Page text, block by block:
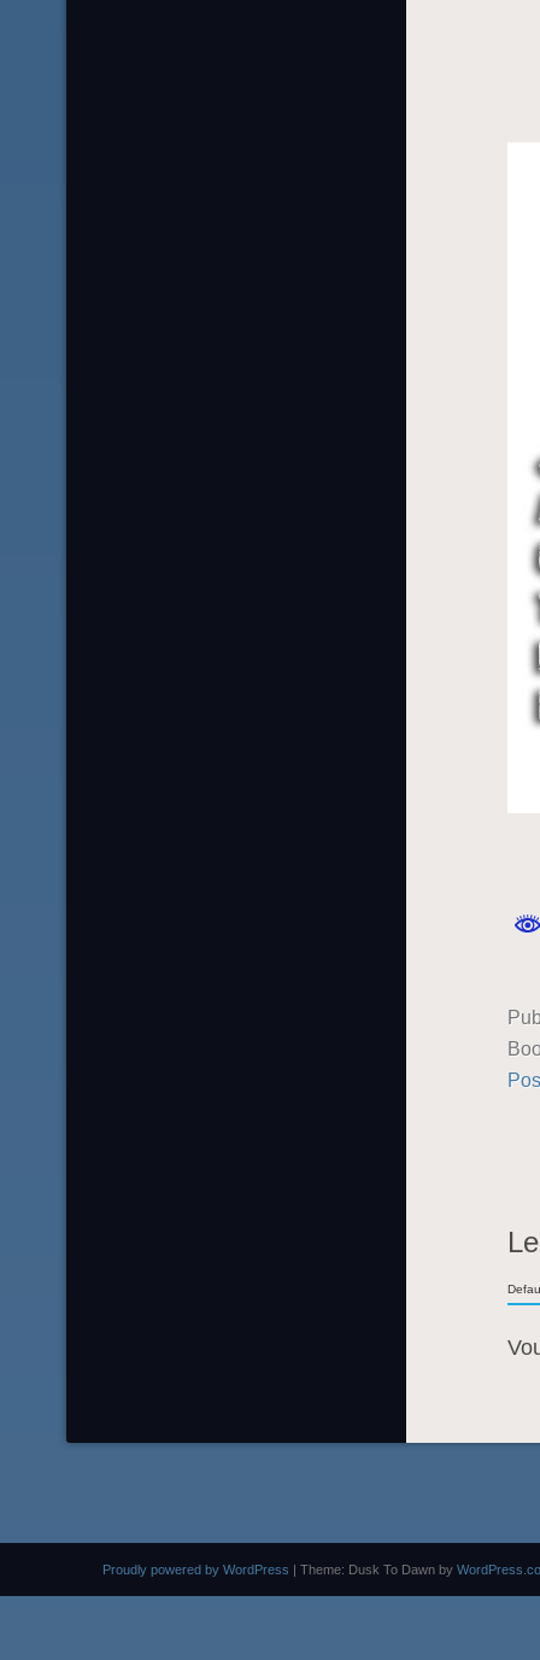
Proudly powered by WordPress Theme: Dusk To Dawn by